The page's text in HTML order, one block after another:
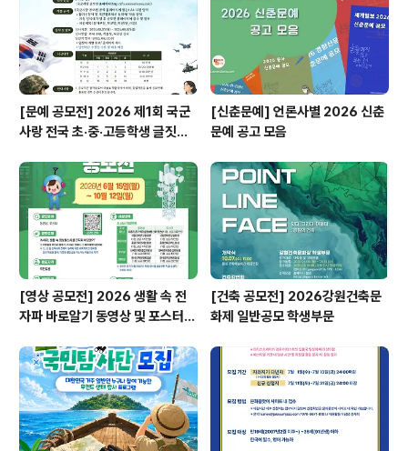
[문예 공모전] 2026 제1회 국군
사랑 전국 초·중·고등학생 글짓기
[신춘문예] 언론사별 2026 신춘
문예 공고 모음
[영상 공모전] 2026 생활 속 전
자파 바로알기 동영상 및 포스터
[건축 공모전] 2026강원건축문
화제 일반공모 학생부문